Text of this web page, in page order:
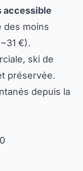
accessible
des moins
€).
ski de
préservée.
depuis la